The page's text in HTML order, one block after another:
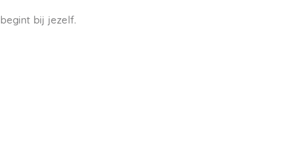
begint bij jezelf.